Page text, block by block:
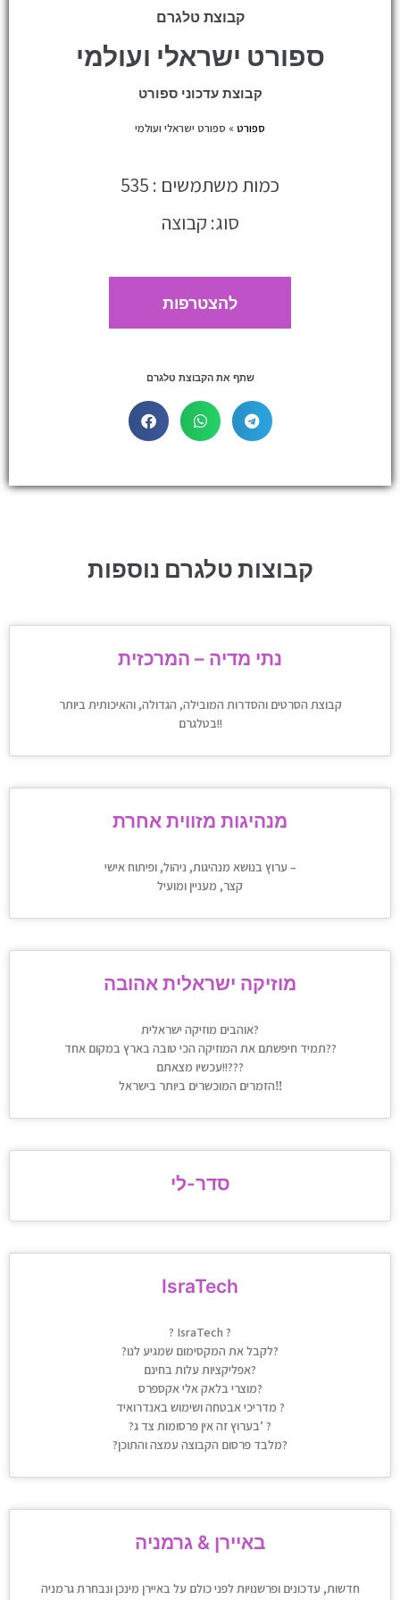
קבוצת טלגרם
ספורט ישראלי ועולמי
קבוצת עדכוני ספורט
ספורט » ספורט ישראלי ועולמי
כמות משתמשים : 535
סוג: קבוצה
להצטרפות
שתף את הקבוצת טלגרם
קבוצות טלגרם נוספות
נתי מדיה – המרכזית
קבוצת הסרטים והסדרות המובילה, הגדולה, והאיכותית ביותר
בטלגרם!!
מנהיגות מזווית אחרת
ערוץ בנושא מנהיגות, ניהול, ופיתוח אישי –
קצר, מעניין ומועיל
מוזיקה ישראלית אהובה
אוהבים מוזיקה ישראלית?
תמיד חיפשתם את המוזיקה הכי טובה בארץ במקום אחד??
עכשיו מצאתם!!???
הזמרים המוכשרים ביותר בישראל‼️
סדר-לי
IsraTech
?️ IsraTech ?️
?לקבל את המקסימום שמגיע לנו?
אפליקציות עלות בחינם?
מוצרי בלאק אלי אקספרס?
מדריכי אבטחה ושימוש באנדרואיד ?
?בערוץ זה אין פרסומות צד ג’ ?
?מלבד פרסום הקבוצה עמצה והתוכן?
באיירן & גרמניה
חדשות, עדכונים ופרשנויות לפני כולם על באיירן מינכן ונבחרת גרמניה